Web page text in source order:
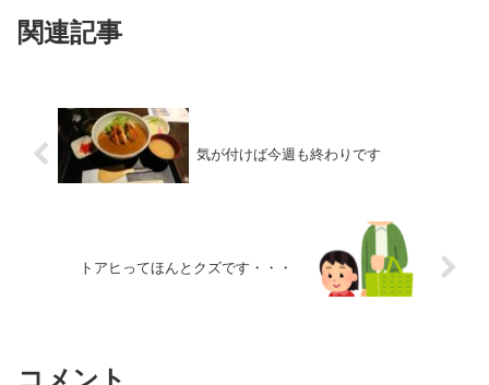
関連記事
気が付けば今週も終わりです
トアヒってほんとクズです・・・